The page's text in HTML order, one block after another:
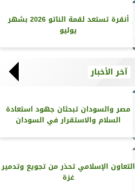
أنقرة تستعد لقمة الناتو 2026 بشهر
يوليو
آخر الأخبار
مصر والسودان تبحثان جهود استعادة
السلام والاستقرار في السودان
التعاون الإسلامي تحذر من تجويع وتدمير
غزة